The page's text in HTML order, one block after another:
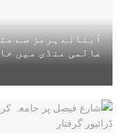
آبنائے ہرمز سے
عالمی منڈی میں